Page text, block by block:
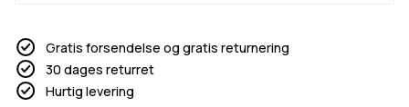
Gratis forsendelse og gratis returnering
30 dages returret
Hurtig levering